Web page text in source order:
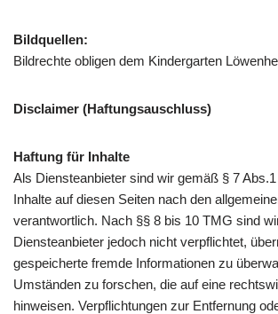
Bildquellen:
Bildrechte obligen dem Kindergarten
Disclaimer (Haftungsauschluss)
Haftung für Inhalte
Als Diensteanbieter sind wir gemäß § 7
Inhalte auf diesen Seiten nach den
verantwortlich. Nach §§ 8 bis 10 TMG sind
Diensteanbieter jedoch nicht verpflichtet,
gespeicherte fremde Informationen zu
Umständen zu forschen, die auf eine
hinweisen. Verpflichtungen zur Entfernung